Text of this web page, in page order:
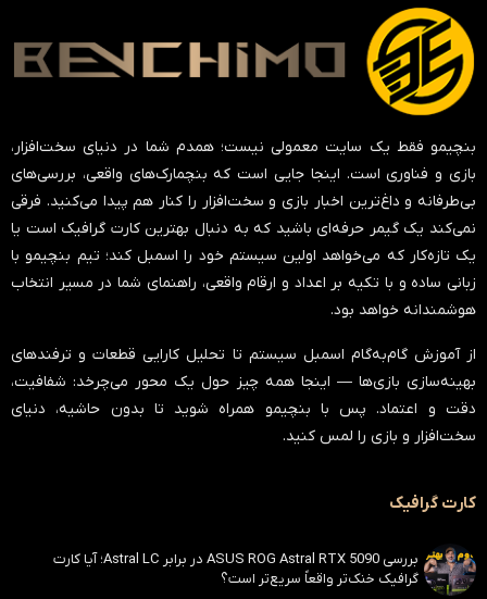
بنچیمو فقط یک سایت معمولی نیست؛ همدم شما در دنیای سخت‌افزار،
بازی و فناوری است. اینجا جایی است که بنچمارک‌های واقعی، بررسی‌های
بی‌طرفانه و داغ‌ترین اخبار بازی و سخت‌افزار را کنار هم پیدا می‌کنید. فرقی
نمی‌کند یک گیمر حرفه‌ای باشید که به دنبال بهترین کارت گرافیک است یا
یک تازه‌کار که می‌خواهد اولین سیستم خود را اسمبل کند؛ تیم بنچیمو با
زبانی ساده و با تکیه بر اعداد و ارقام واقعی، راهنمای شما در مسیر انتخاب
هوشمندانه خواهد بود.
از آموزش گام‌به‌گام اسمبل سیستم تا تحلیل کارایی قطعات و ترفندهای
بهینه‌سازی بازی‌ها — اینجا همه چیز حول یک محور می‌چرخد: شفافیت،
دقت و اعتماد. پس با بنچیمو همراه شوید تا بدون حاشیه، دنیای
سخت‌افزار و بازی را لمس کنید.
کارت گرافیک
بررسی ASUS ROG Astral RTX 5090 در برابر Astral LC؛ آیا کارت
گرافیک خنک‌تر واقعاً سریع‌تر است؟